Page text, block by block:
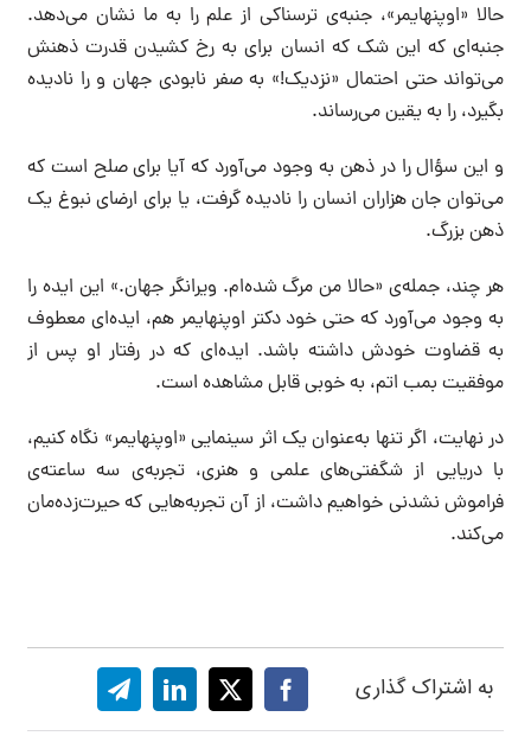
حالا «اوپنهایمر»، جنبه‌ی ترسناکی از علم را به ما نشان می‌دهد.
جنبه‌ای که این شک که انسان برای به رخ کشیدن قدرت ذهنش
می‌تواند حتی احتمال «نزدیک!» به صفر نابودی جهان و را نادیده
بگیرد، را به یقین می‌رساند.
و این سؤال را در ذهن به وجود می‌آورد که آیا برای صلح است که
می‌توان جان هزاران انسان را نادیده گرفت، یا برای ارضای نبوغ یک
ذهن بزرگ.
هر چند، جمله‌ی «حالا من مرگ شده‌ام. ویرانگر جهان.» این ایده را
به وجود می‌آورد که حتی خود دکتر اوپنهایمر هم، ایده‌ای معطوف
به قضاوت خودش داشته باشد. ایده‌ای که در رفتار او پس از
موفقیت بمب اتم، به خوبی قابل مشاهده است.
در نهایت، اگر تنها به‌عنوان یک اثر سینمایی «اوپنهایمر» نگاه کنیم،
با دریایی از شگفتی‌های علمی و هنری، تجربه‌ی سه ساعته‌ی
فراموش نشدنی خواهیم داشت، از آن تجربه‌هایی که حیرت‌زده‌مان
می‌کند.
به اشتراک گذاری